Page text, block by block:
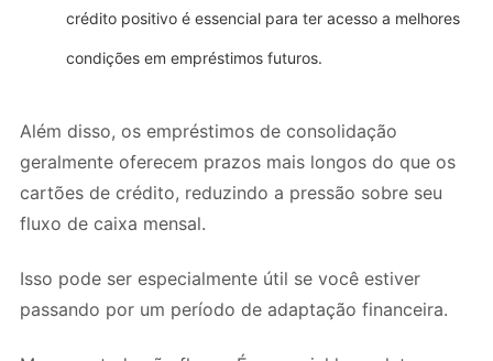
crédito positivo é essencial para ter acesso a melhores
condições em empréstimos futuros.
Além disso, os empréstimos de consolidação
geralmente oferecem prazos mais longos do que os
cartões de crédito, reduzindo a pressão sobre seu
fluxo de caixa mensal.
Isso pode ser especialmente útil se você estiver
passando por um período de adaptação financeira.